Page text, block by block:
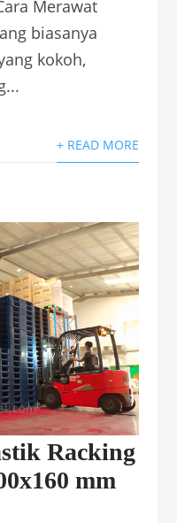
Merawat
biasanya
kokoh,
+ READ MORE
Racking
mm